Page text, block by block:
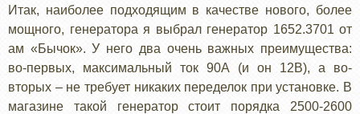
Итак, наиболее подходящим в качестве нового, более
мощного, генератора я выбрал генератор 1652.3701 от
ам «Бычок». У него два очень важных преимущества:
во-первых, максимальный ток 90А (и он 12В), а во-
вторых – не требует никаких переделок при установке. В
магазине такой генератор стоит порядка 2500-2600